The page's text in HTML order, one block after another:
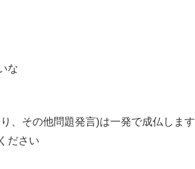
な
、その他問題発言)は一発で成仏します
ださい